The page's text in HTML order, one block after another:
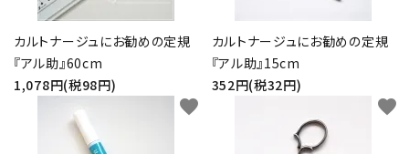
カルトナージュにお勧めの定規
『アル助』60cm
1,078円(税98円)
カルトナージュにお勧めの定規
『アル助』15cm
352円(税32円)
favorite favorite